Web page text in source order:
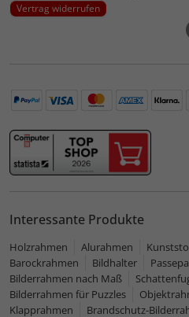
Vertrag widerrufen
Interessante Produkte
Holzrahmen Alurahmen
Barockrahmen
Bildhalter
Bilderrahmen nach Maß
Bilderrahmen für Puzzles
Klapprahmen
Brandschutz-